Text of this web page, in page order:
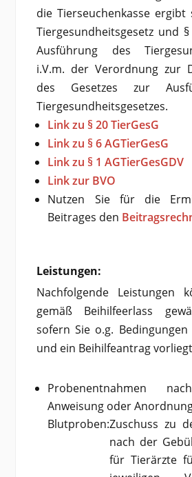
die Tierseuchenkasse ergibt
Tiergesundheitsgesetz und
Ausführung des
i.V.m. der Verordnung zur
des Gesetzes zur
Tiergesundheitsgesetzes.
Link zu § 20 TierGesG
Link zu § 6 AGTierGesG
Link zu § 1 AGTierGesGDV
Link zur BVO
Nutzen Sie für die
Beitrages den
Leistungen:
Nachfolgende Leistungen
gemäß Beihilfeerlass
sofern Sie o.g.
und ein Beihilfeantrag
Probenentnahmen
Anweisung oder
Blutproben:Zuschuss zu
nach der
für Tierärzte